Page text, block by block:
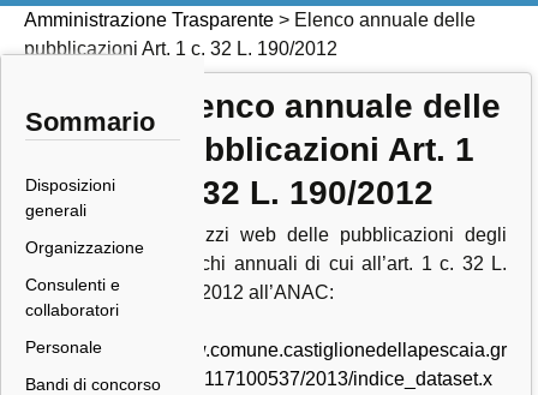
contenuto
Amministrazione Trasparente > Elenco annuale delle
pubblicazioni Art. 1 c. 32 L. 190/2012
Sommario
Disposizioni
generali
Organizzazione
Consulenti e
collaboratori
Personale
Bandi di concorso
Elenco annuale delle
pubblicazioni Art. 1
c. 32 L. 190/2012
Indirizzi web delle pubblicazioni degli
elenchi annuali di cui all’art. 1 c. 32 L.
190/2012 all’ANAC:
www.comune.castiglionedellapescaia.gr
.it/00117100537/2013/indice_dataset.x